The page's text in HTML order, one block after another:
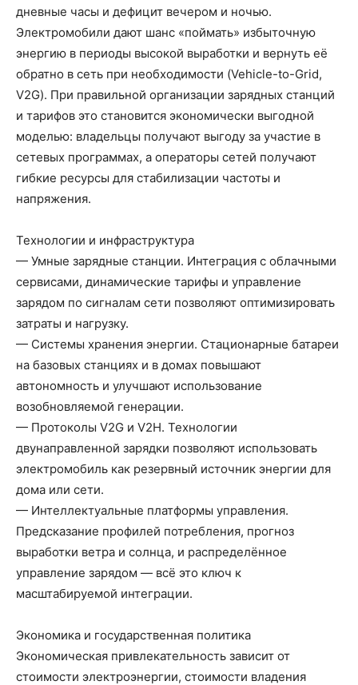
дневные часы и дефицит вечером и ночью.
Электромобили дают шанс «поймать» избыточную
энергию в периоды высокой выработки и вернуть её
обратно в сеть при необходимости (Vehicle-to-Grid,
V2G). При правильной организации зарядных станций
и тарифов это становится экономически выгодной
моделью: владельцы получают выгоду за участие в
сетевых программах, а операторы сетей получают
гибкие ресурсы для стабилизации частоты и
напряжения.
Технологии и инфраструктура
— Умные зарядные станции. Интеграция с облачными
сервисами, динамические тарифы и управление
зарядом по сигналам сети позволяют оптимизировать
затраты и нагрузку.
— Системы хранения энергии. Стационарные батареи
на базовых станциях и в домах повышают
автономность и улучшают использование
возобновляемой генерации.
— Протоколы V2G и V2H. Технологии
двунаправленной зарядки позволяют использовать
электромобиль как резервный источник энергии для
дома или сети.
— Интеллектуальные платформы управления.
Предсказание профилей потребления, прогноз
выработки ветра и солнца, и распределённое
управление зарядом — всё это ключ к
масштабируемой интеграции.
Экономика и государственная политика
Экономическая привлекательность зависит от
стоимости электроэнергии, стоимости владения